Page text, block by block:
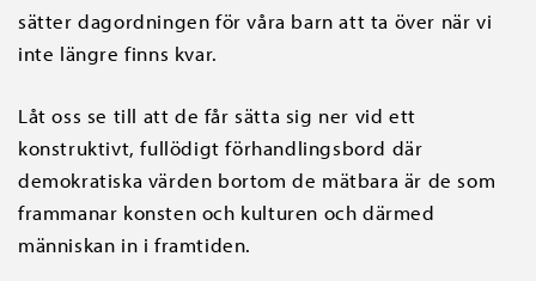
sätter dagordningen för våra barn att ta över när vi
inte längre finns kvar.
Låt oss se till att de får sätta sig ner vid ett
konstruktivt, fullödigt förhandlingsbord där
demokratiska värden bortom de mätbara är de som
frammanar konsten och kulturen och därmed
människan in i framtiden.